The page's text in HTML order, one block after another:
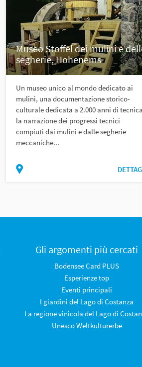
Museo Stoffel dei mulini e
segherie, Hohenems
Un museo unico al mondo dedicato ai
mulini, una documentazione storico-
culturale dedicata a 2.000 anni di
la narrazione dei progressi tecnici
compiuti dai mulini e dalle segherie
meccaniche...
Gli argomenti più cercati
Bodensee Card PLUS
Esperienze top
Eventi principali
I giardini del Lago di Costanza
La regione vinicola del Lago di
Unesco Weltkulturerbe